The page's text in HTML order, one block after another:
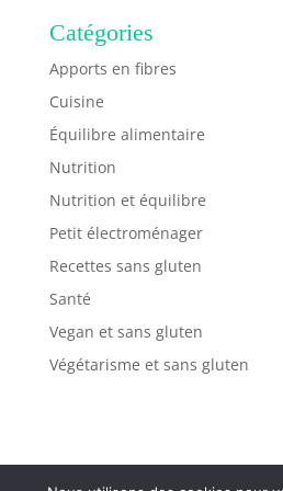
Catégories
Apports en fibres
Cuisine
Équilibre alimentaire
Nutrition
Nutrition et équilibre
Petit électroménager
Recettes sans gluten
Santé
Vegan et sans gluten
Végétarisme et sans gluten